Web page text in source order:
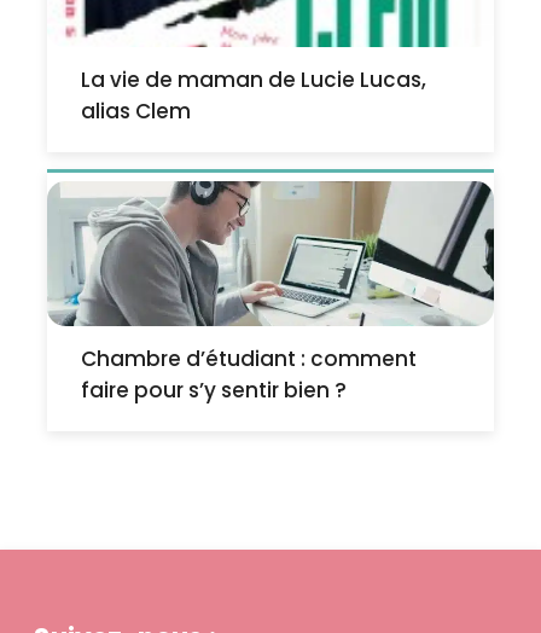
La vie de maman de Lucie Lucas,
alias Clem
Chambre d’étudiant : comment
faire pour s’y sentir bien ?